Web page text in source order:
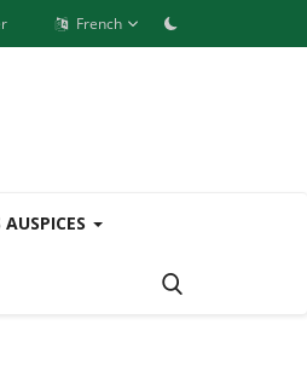
French
AUSPICES